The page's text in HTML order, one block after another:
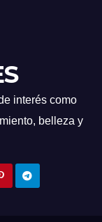
interés como
belleza y